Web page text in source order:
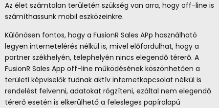
Az élet számtalan területén szükség van arra, hogy off-line is
számíthassunk mobil eszközeinkre.
Különösen fontos, hogy a FusionR Sales APp használható
legyen internetelérés nélkül is, mivel előfordulhat, hogy a
partner székhelyén, telephelyén nincs elegendő térerő. A
FusionR Sales App off-line működésének köszönhetően a
területi képviselők tudnak aktív internetkapcsolat nélkül is
rendelést felvenni, adatokat rögzíteni, ezáltal nem elegendő
térerő esetén is elkerülhető a felesleges papíralapú